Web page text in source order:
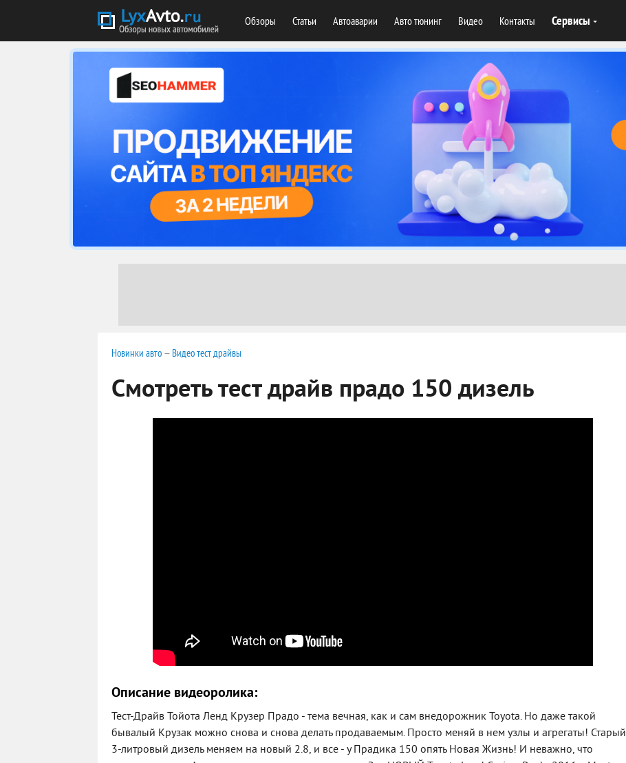
Обзоры Статьи Автоаварии Авто тюнинг Видео Контакты Сервисы
Новинки авто — Видео тест драйвы
Смотреть тест драйв прадо 150 дизель
Описание видеоролика:
Тест-Драйв Тойота Ленд Крузер Прадо - тема вечная, как и сам внедорожник Toyota. Но даже такой
бывалый Крузак можно снова и снова делать продаваемым. Просто меняй в нем узлы и агрегаты! Старый
3-литровый дизель меняем на новый 2.8, и все - у Прадика 150 опять Новая Жизнь! И неважно, что